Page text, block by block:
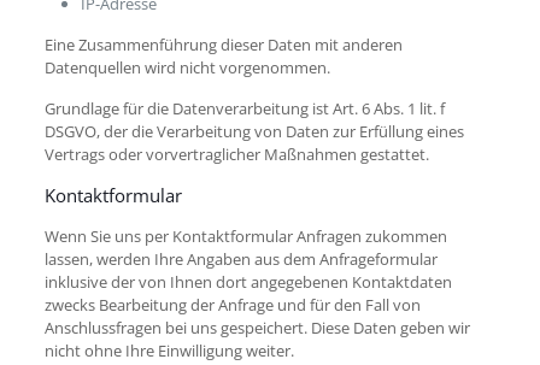
Eine Zusammenführung dieser Daten mit anderen
Datenquellen wird nicht vorgenommen.
Grundlage für die Datenverarbeitung ist Art. 6 Abs. 1 lit. f
DSGVO, der die Verarbeitung von Daten zur Erfüllung eines
Vertrags oder vorvertraglicher Maßnahmen gestattet.
Kontaktformular
Wenn Sie uns per Kontaktformular Anfragen zukommen
lassen, werden Ihre Angaben aus dem Anfrageformular
inklusive der von Ihnen dort angegebenen Kontaktdaten
zwecks Bearbeitung der Anfrage und für den Fall von
Anschlussfragen bei uns gespeichert. Diese Daten geben wir
nicht ohne Ihre Einwilligung weiter.